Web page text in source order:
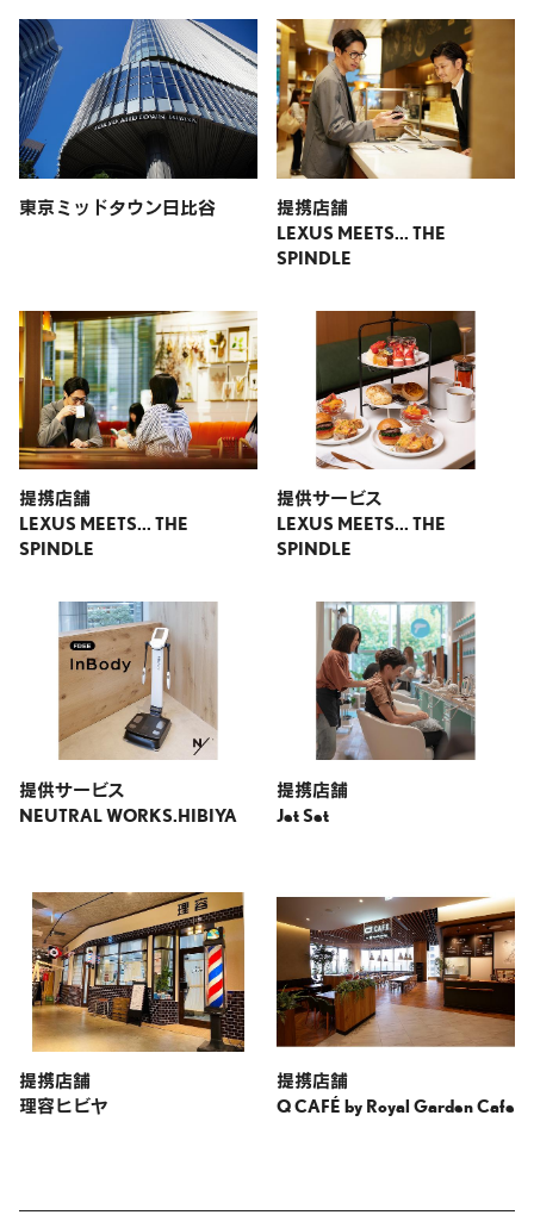
東京ミッドタウン日比谷
提携店舗
LEXUS MEETS... THE
SPINDLE
提携店舗
LEXUS MEETS... THE
SPINDLE
提供サービス
LEXUS MEETS... THE
SPINDLE
提供サービス
NEUTRAL WORKS.HIBIYA
提携店舗
Jet Set
提携店舗
理容ヒビヤ
提携店舗
Q CAFÉ by Royal Garden Cafe